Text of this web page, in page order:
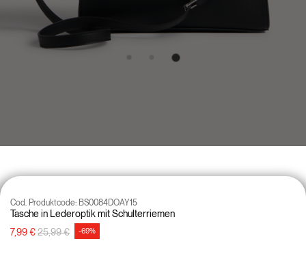
Tasche in Lederoptik mit Schulterriemen
Cod. Produktcode: BS0084DOAY15
7,99 €Preisreduzierung von
25,99 €auf-69%